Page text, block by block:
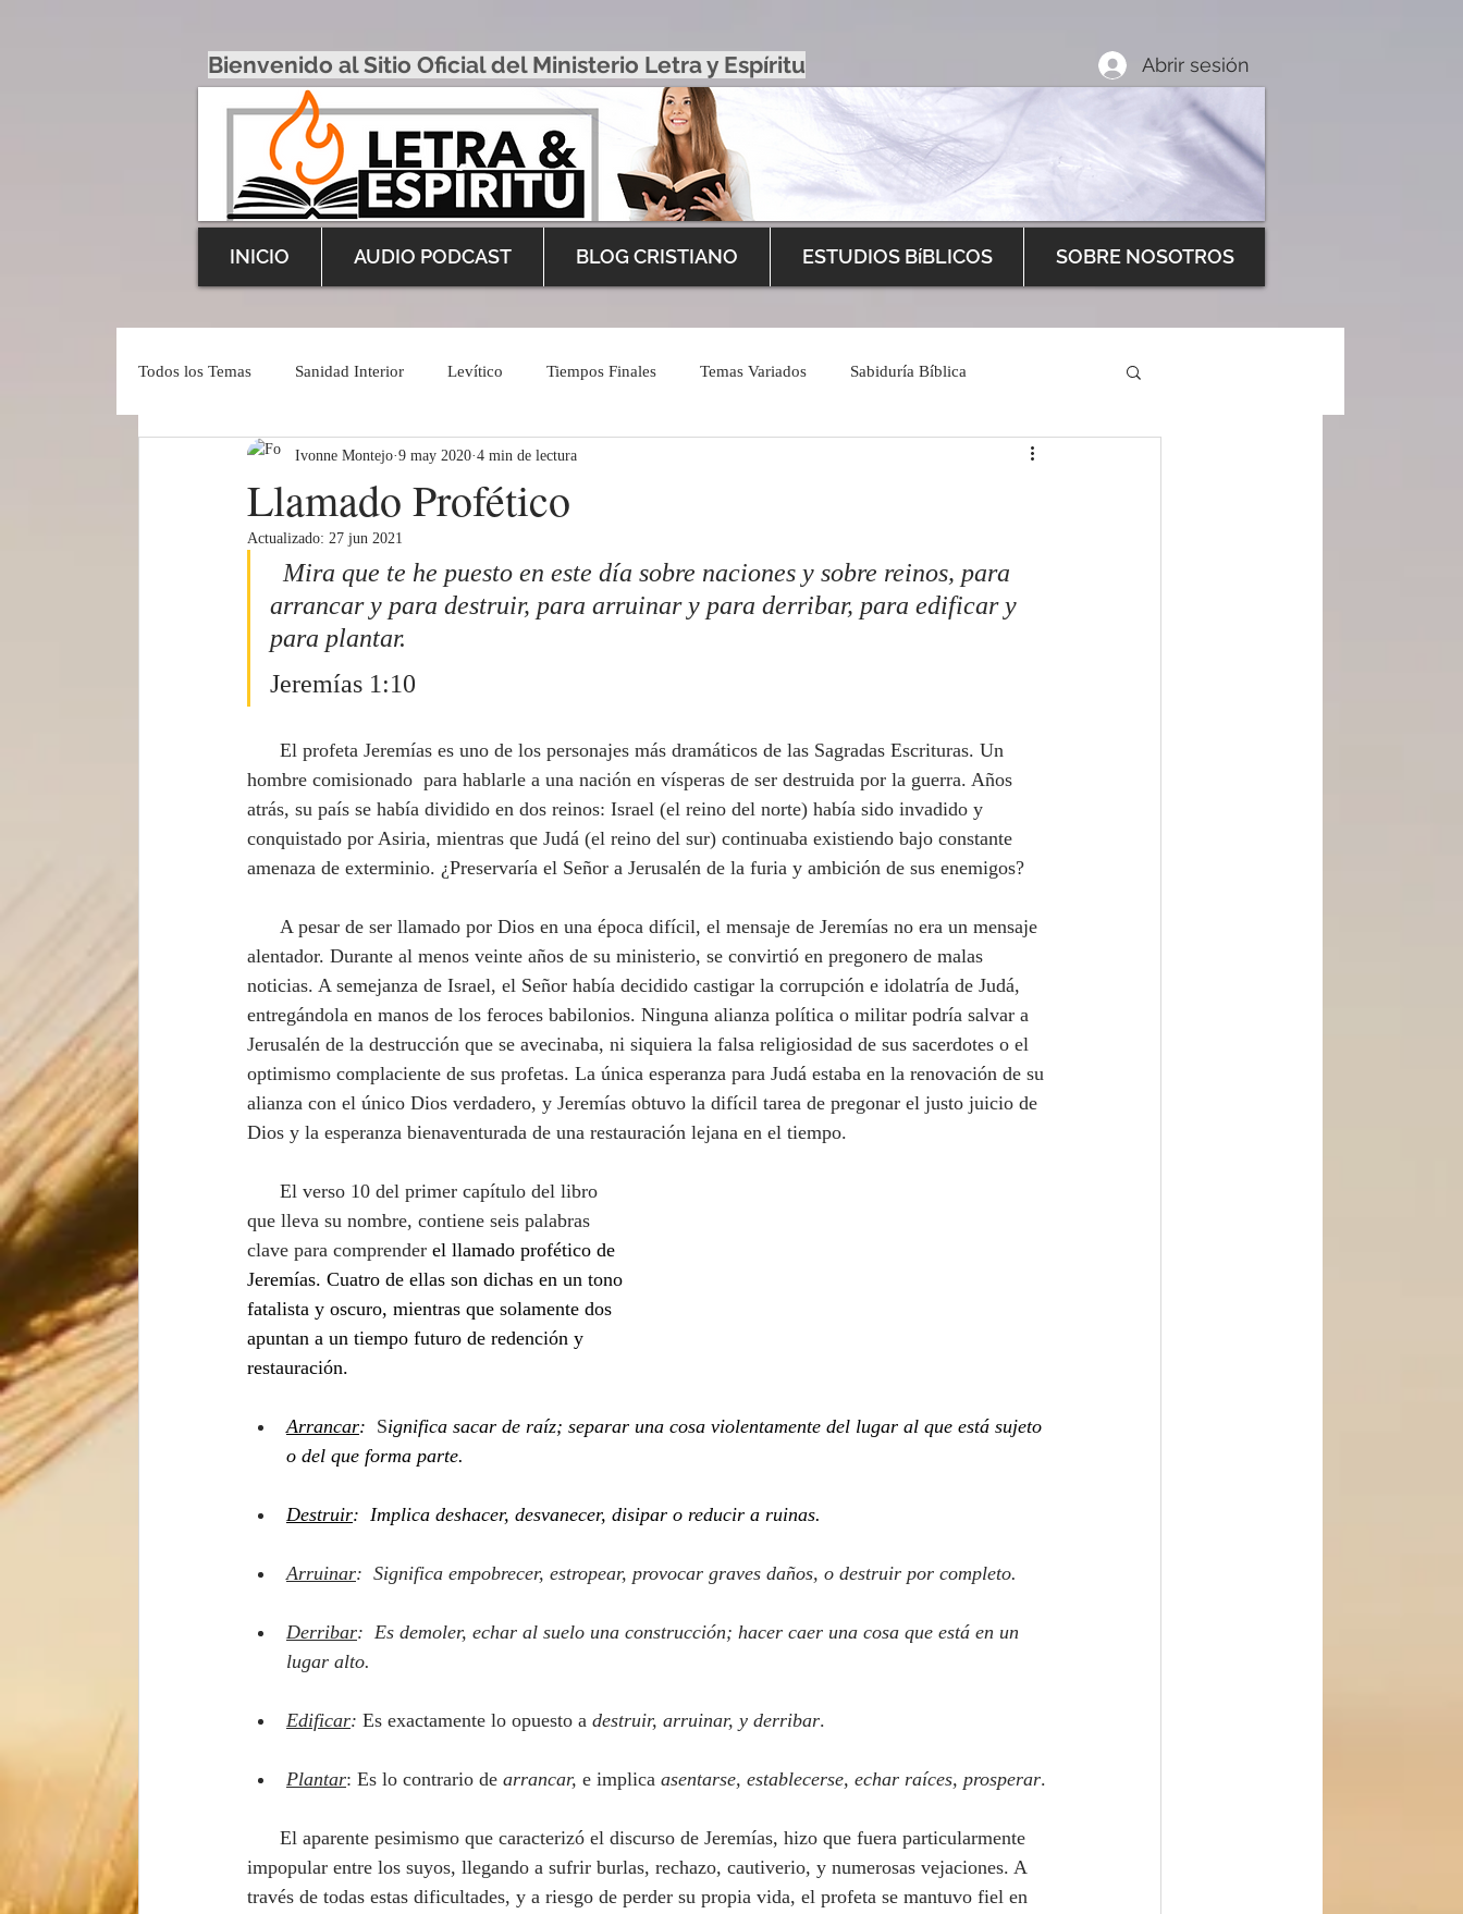
Bienvenido al Sitio Oficial del Ministerio Letra y Espíritu Abrir sesión
INICIO AUDIO PODCAST BLOG CRISTIANO ESTUDIOS BíBLICOS SOBRE NOSOTROS
Todos los Temas Sanidad Interior Levítico Tiempos Finales Temas Variados Sabiduría Bíblica
Inspiración Profética English
Llamado Profético
Ivonne Montejo 9 may 2020 4 min de lectura
Actualizado: 27 jun 2021
arrancar y para destruir, para arruinar y para derribar, para edificar y
para plantar.
Jeremías 1:10
hombre comisionado  para hablarle a una nación en vísperas de ser destruida por la guerra. Años
atrás, su país se había dividido en dos reinos: Israel (el reino del norte) había sido invadido y
conquistado por Asiria, mientras que Judá (el reino del sur) continuaba existiendo bajo constante
amenaza de exterminio. ¿Preservaría el Señor a Jerusalén de la furia y ambición de sus enemigos?
alentador. Durante al menos veinte años de su ministerio, se convirtió en pregonero de malas
noticias. A semejanza de Israel, el Señor había decidido castigar la corrupción e idolatría de Judá,
entregándola en manos de los feroces babilonios. Ninguna alianza política o militar podría salvar a
Jerusalén de la destrucción que se avecinaba, ni siquiera la falsa religiosidad de sus sacerdotes o el
optimismo complaciente de sus profetas. La única esperanza para Judá estaba en la renovación de su
alianza con el único Dios verdadero, y Jeremías obtuvo la difícil tarea de pregonar el justo juicio de
Dios y la esperanza bienaventurada de una restauración lejana en el tiempo.
que lleva su nombre, contiene seis palabras
clave para comprender el llamado profético de
Jeremías. Cuatro de ellas son dichas en un tono
fatalista y oscuro, mientras que solamente dos
apuntan a un tiempo futuro de redención y
restauración.
Arrancar:
  S
ignifica sacar de raíz; separar una cosa violentamente del lugar al que está sujeto
o del que forma parte.
Destruir:  Implica deshacer, desvanecer, disipar o reducir a ruinas.
Arruinar:  Significa empobrecer, estropear, provocar graves daños, o destruir por completo.
Derribar:  Es demoler, echar al suelo una construcción; hacer caer una cosa que está en un
lugar alto.
Edificar: Es exactamente lo opuesto a destruir, arruinar, y derribar.
Plantar: Es lo contrario de arrancar, e implica asentarse, establecerse, echar raíces, prosperar.
impopular entre los suyos, llegando a sufrir burlas, rechazo, cautiverio, y numerosas vejaciones. A
través de todas estas dificultades, y a riesgo de perder su propia vida, el profeta se mantuvo fiel en